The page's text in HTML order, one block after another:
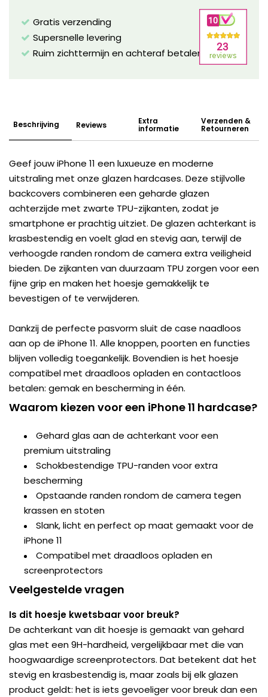
Gratis verzending
Supersnelle levering
Ruim zichttermijn en achteraf betalen mogelijk!
Beschrijving Reviews Extra
informatie
Verzenden &
Retourneren
Geef jouw iPhone 11 een luxueuze en moderne
uitstraling met onze glazen hardcases. Deze stijlvolle
backcovers combineren een geharde glazen
achterzijde met zwarte TPU-zijkanten, zodat je
smartphone er prachtig uitziet. De glazen achterkant is
krasbestendig en voelt glad en stevig aan, terwijl de
verhoogde randen rondom de camera extra veiligheid
bieden. De zijkanten van duurzaam TPU zorgen voor een
fijne grip en maken het hoesje gemakkelijk te
bevestigen of te verwijderen.
Dankzij de perfecte pasvorm sluit de case naadloos
aan op de iPhone 11. Alle knoppen, poorten en functies
blijven volledig toegankelijk. Bovendien is het hoesje
compatibel met draadloos opladen en contactloos
betalen: gemak en bescherming in één.
Waarom kiezen voor een iPhone 11 hardcase?
Gehard glas aan de achterkant voor een
premium uitstraling
Schokbestendige TPU-randen voor extra
bescherming
Opstaande randen rondom de camera tegen
krassen en stoten
Slank, licht en perfect op maat gemaakt voor de
iPhone 11
Compatibel met draadloos opladen en
screenprotectors
Veelgestelde vragen
Is dit hoesje kwetsbaar voor breuk?
De achterkant van dit hoesje is gemaakt van gehard
glas met een 9H-hardheid, vergelijkbaar met die van
hoogwaardige screenprotectors. Dat betekent dat het
stevig en krasbestendig is, maar zoals bij elk glazen
product geldt: het is iets gevoeliger voor breuk dan een